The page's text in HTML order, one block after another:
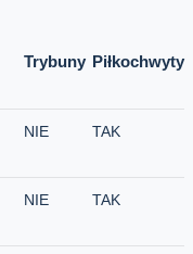
Trybuny Piłkochwyty
NIE TAK
NIE TAK